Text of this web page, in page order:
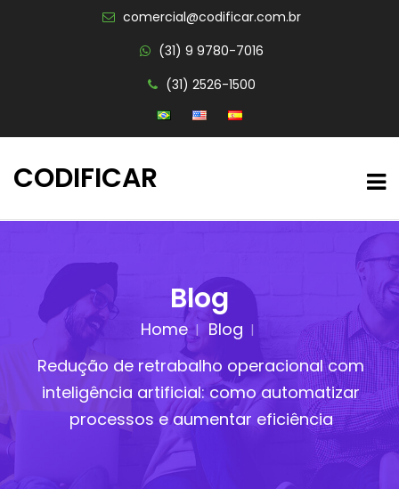
comercial@codificar.com.br
(31) 9 9780-7016
(31) 2526-1500
CODIFICAR
Blog
Home
Blog
Redução de retrabalho operacional com
inteligência artificial: como automatizar
processos e aumentar eficiência